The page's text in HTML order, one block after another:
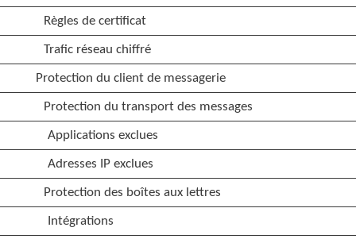
Règles de certificat
Trafic réseau chiffré
Protection du client de messagerie
Protection du transport des messages
Applications exclues
Adresses IP exclues
Protection des boîtes aux lettres
Intégrations